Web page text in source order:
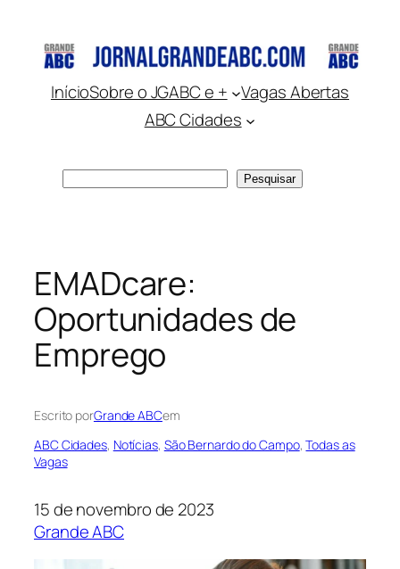
conteúdo
InícioSobre o JGABC e +
Vagas Abertas
ABC Cidades
Pesquisar
EMADcare:
Oportunidades de
Emprego
Escrito porGrande ABCem
ABC Cidades, Notícias, São Bernardo do Campo, Todas as
Vagas
15 de novembro de 2023
Grande ABC